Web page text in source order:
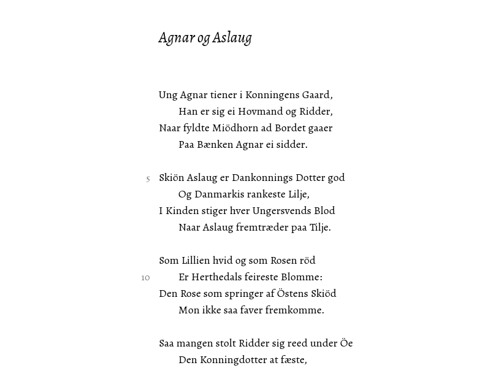
Agnar og Aslaug
Ung Agnar tiener i Konningens Gaard,
Han er sig ei Hovmand og Ridder,
Naar fyldte Miödhorn ad Bordet gaaer
Paa Bænken Agnar ei sidder.
Skiön Aslaug er Dankonnings Dotter god
Og Danmarkis rankeste Lilje,
I Kinden stiger hver Ungersvends Blod
Naar Aslaug fremtræder paa Tilje.
Som Lillien hvid og som Rosen röd
Er Herthedals feireste Blomme:
Den Rose som springer af Östens Skiöd
Mon ikke saa faver fremkomme.
Saa mangen stolt Ridder sig reed under Öe
Den Konningdotter at fæste,